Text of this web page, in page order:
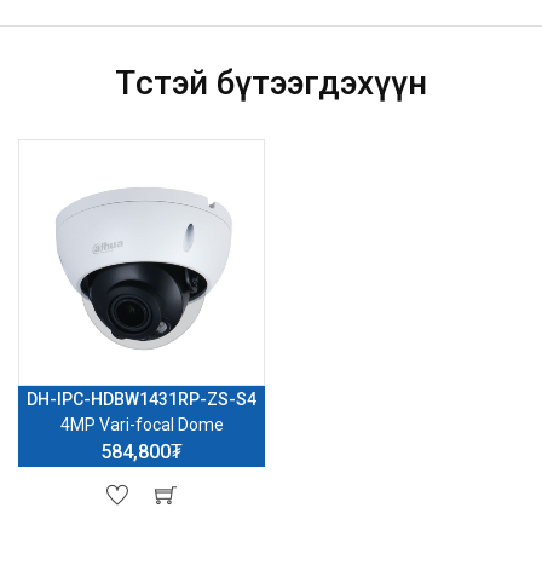
Төстэй бүтээгдэхүүн
DH-IPC-HDBW1431RP-ZS-S4
4MP Vari-focal Dome
584,800₮